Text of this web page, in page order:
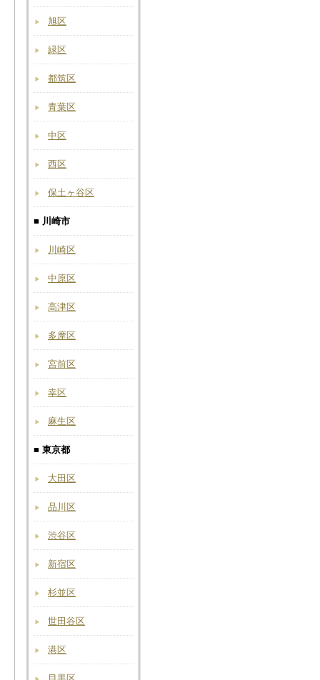
旭区
緑区
都筑区
青葉区
中区
西区
保土ヶ谷区
■ 川崎市
川崎区
中原区
高津区
多摩区
宮前区
幸区
麻生区
■ 東京都
大田区
品川区
渋谷区
新宿区
杉並区
世田谷区
港区